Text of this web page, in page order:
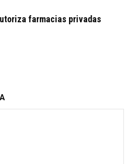
farmacias privadas